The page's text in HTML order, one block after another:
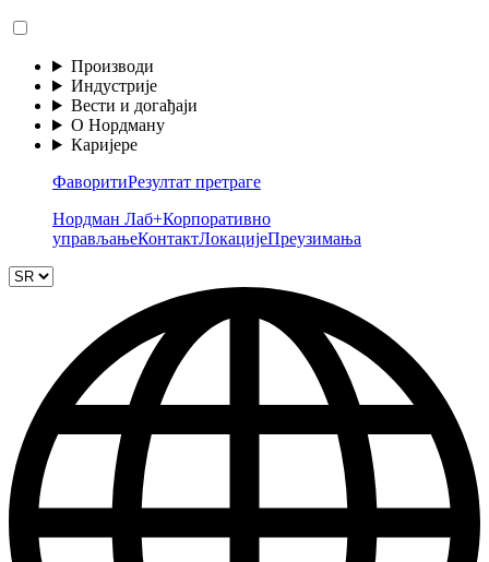
Производи
Индустрије
Вести и догађаји
О Нордману
Каријере
ФаворитиРезултат претраге
Нордман Лаб+Корпоративно
управљањеКонтактЛокацијеПреузимања